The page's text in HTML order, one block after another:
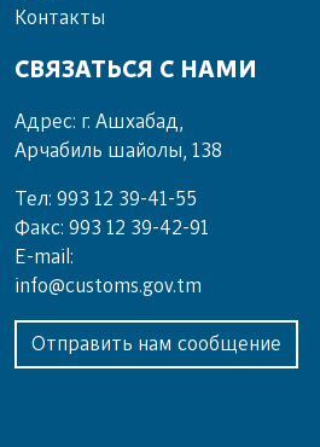
Контакты
СВЯЗАТЬСЯ С НАМИ
Адрес: г. Ашхабад,
Арчабиль шайолы, 138
Тел: 993 12 39-41-55
Факс: 993 12 39-42-91
E-mail:
info@customs.gov.tm
Отправить нам сообщение